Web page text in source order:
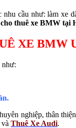
cầu như: làm xe
cho thuê xe BMW tại
XE BMW
như:
nghiệp, thân
và Thuê Xe Audi.